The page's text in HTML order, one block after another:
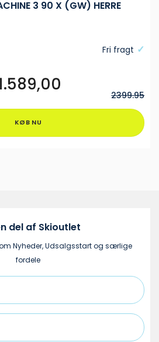
3 90 X (GW) HERRE
Fri fragt
KØB NU
Dette
vare
har
flere
2399.95
del af Skioutlet
Nyheder, Udsalgsstart og særlige
fordele